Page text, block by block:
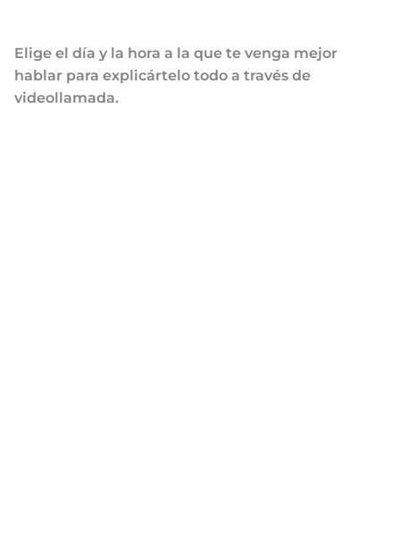
Elige el día y la hora a la que te venga mejor
hablar para explicártelo todo a través de
videollamada.